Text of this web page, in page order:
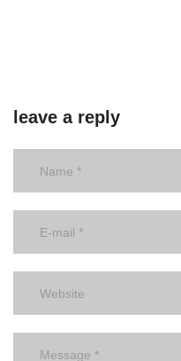
leave a reply